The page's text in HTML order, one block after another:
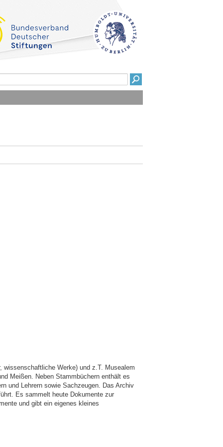
wissenschaftliche Werke) und z.T. Musealem
Meißen. Neben Stammbüchern enthält es
und Lehrern sowie Sachzeugen. Das Archiv
Es sammelt heute Dokumente zur
und gibt ein eigenes kleines